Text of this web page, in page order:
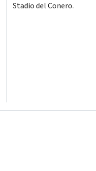
Stadio del Conero.